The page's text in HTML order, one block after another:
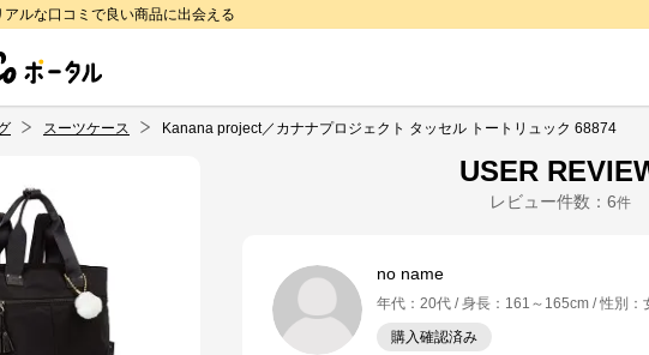
アルな口コミで良い商品に出会える
スーツケース Kanana project／カナナプロジェクト タッセル トートリュック 68874
USER
レビュー件数： 6件
no name
年代 ： 20代 身長 ： 161～165cm 性別 ：
購入確認済み